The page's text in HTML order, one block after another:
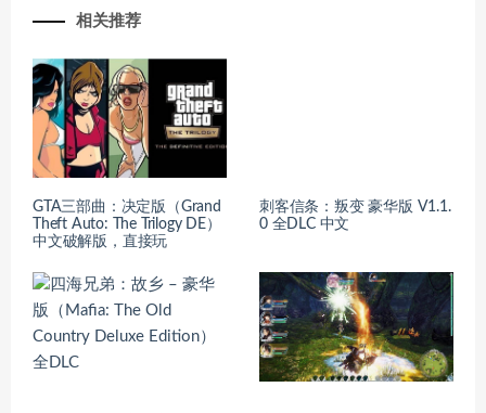
相关推荐
GTA三部曲：决定版（Grand
Theft Auto: The Trilogy DE）
中文破解版，直接玩
刺客信条：叛变 豪华版 V1.1.
0 全DLC 中文